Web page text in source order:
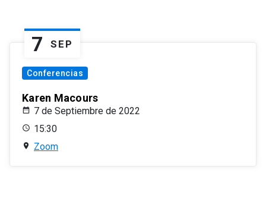
7 SEP
Conferencias
Karen Macours
7 de Septiembre de 2022
15:30
Zoom